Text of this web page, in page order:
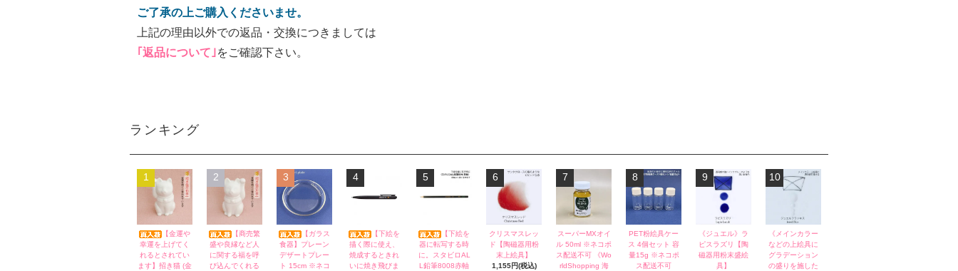
ご了承の上ご購入くださいませ。
上記の理由以外での返品・交換につきましては
｢返品について｣ をご確認下さい。
ランキング
1
【金運や
幸運を上げてく
れるとされてい
ます】招き猫 (金
2
【商売繁
盛や良縁など人
に関する福を呼
び込んでくれる
3
【ガラス
食器】プレーン
デザートプレー
ト 15cm ※ネコ
4
【下絵を
描く際に使え、
焼成するときれ
いに焼き飛びま
5
【下絵を
器に転写する時
に。スタビロAL
L鉛筆8008赤軸
6
クリスマスレッ
ド【陶磁器用粉
末上絵具】
1,155円(税込)
7
スーパーMXオイ
ル 50ml ※ネコポ
ス配送不可 《Wo
rldShopping 海
8
PET粉絵具ケー
ス 4個セット 容
量15g ※ネコポ
ス配送不可
9
《ジュエル》ラ
ピスラズリ【陶
磁器用粉末盛絵
具】
10
《メインカラー
などの上絵具に
グラデーション
の盛りを施した